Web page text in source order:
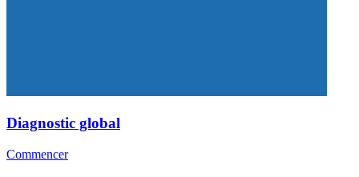
Diagnostic global
Commencer